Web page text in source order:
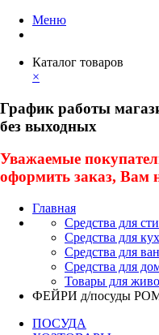
Меню
Каталог товаров
×
График работы
без выходных
Уважаемые
оформить заказ, Вам
Главная
Средства для
Средства для
Средства для
Средства для
Товары для
ФЕЙРИ д/посуды
ПОСУДА